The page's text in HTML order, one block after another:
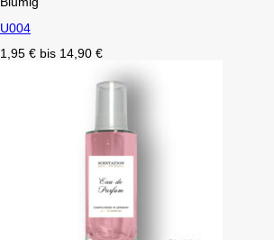
U004
1,95 € bis 14,90 €